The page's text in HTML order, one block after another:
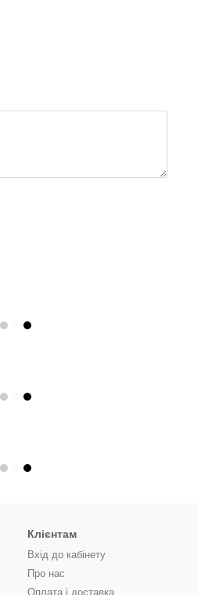
Клієнтам
Вхід до кабінету
Про нас
Оплата і доставка